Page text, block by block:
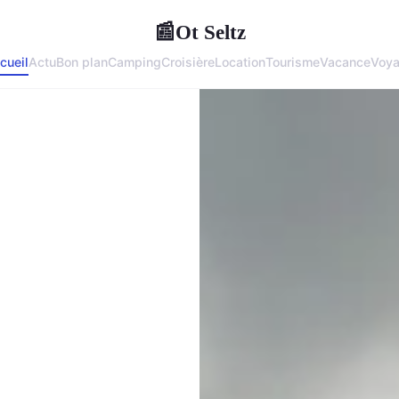
📰Ot Seltz
ActuBon planCampingCroisièreLocationTourismeVacance